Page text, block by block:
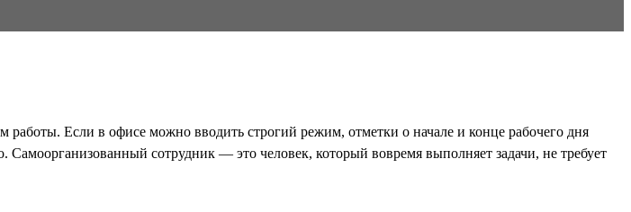
Если в офисе можно вводить строгий режим, отметки о начале и конце рабочего дня
сотрудник — это человек, который вовремя выполняет задачи, не требует